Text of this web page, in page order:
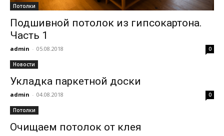
Потолки
Подшивной потолок из гипсокартона.
Часть 1
admin - 05.08.2018 0
Новости
Укладка паркетной доски
admin - 04.08.2018 0
Потолки
Очищаем потолок от клея